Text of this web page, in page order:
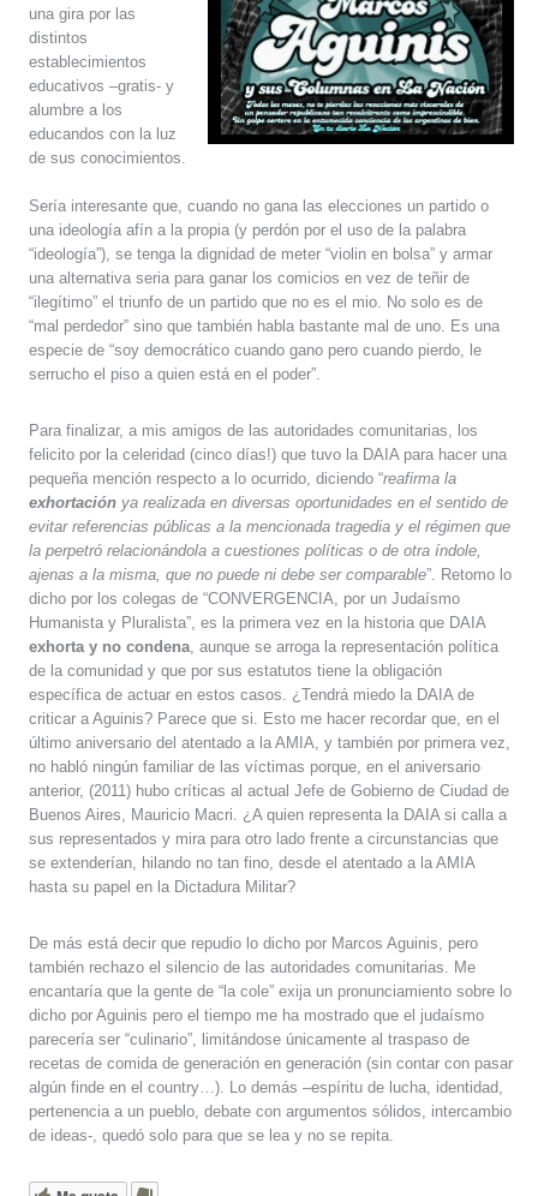
una gira por las
distintos
establecimientos
educativos –gratis- y
alumbre a los
educandos con la luz
de sus conocimientos.
Sería interesante que, cuando no gana las elecciones un partido o
una ideología afín a la propia (y perdón por el uso de la palabra
“ideología”), se tenga la dignidad de meter “violin en bolsa” y armar
una alternativa seria para ganar los comicios en vez de teñir de
“ilegítimo” el triunfo de un partido que no es el mio. No solo es de
“mal perdedor” sino que también habla bastante mal de uno. Es una
especie de “soy democrático cuando gano pero cuando pierdo, le
serrucho el piso a quien está en el poder”.
Para finalizar, a mis amigos de las autoridades comunitarias, los
felicito por la celeridad (cinco días!) que tuvo la DAIA para hacer una
pequeña mención respecto a lo ocurrido, diciendo “reafirma la
exhortación ya realizada en diversas oportunidades en el sentido de
evitar referencias públicas a la mencionada tragedia y el régimen que
la perpetró relacionándola a cuestiones políticas o de otra índole,
ajenas a la misma, que no puede ni debe ser comparable”. Retomo lo
dicho por los colegas de “CONVERGENCIA, por un Judaísmo
Humanista y Pluralista”, es la primera vez en la historia que DAIA
exhorta y no condena, aunque se arroga la representación política
de la comunidad y que por sus estatutos tiene la obligación
específica de actuar en estos casos. ¿Tendrá miedo la DAIA de
criticar a Aguinis? Parece que si. Esto me hacer recordar que, en el
último aniversario del atentado a la AMIA, y también por primera vez,
no habló ningún familiar de las víctimas porque, en el aniversario
anterior, (2011) hubo críticas al actual Jefe de Gobierno de Ciudad de
Buenos Aires, Mauricio Macri. ¿A quien representa la DAIA si calla a
sus representados y mira para otro lado frente a circunstancias que
se extenderían, hilando no tan fino, desde el atentado a la AMIA
hasta su papel en la Dictadura Militar?
De más está decir que repudio lo dicho por Marcos Aguinis, pero
también rechazo el silencio de las autoridades comunitarias. Me
encantaría que la gente de “la cole” exija un pronunciamiento sobre lo
dicho por Aguinis pero el tiempo me ha mostrado que el judaísmo
parecería ser “culinario”, limitándose únicamente al traspaso de
recetas de comida de generación en generación (sin contar con pasar
algún finde en el country…). Lo demás –espíritu de lucha, identidad,
pertenencia a un pueblo, debate con argumentos sólidos, intercambio
de ideas-, quedó solo para que se lea y no se repita.